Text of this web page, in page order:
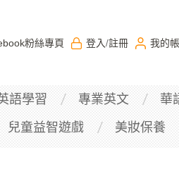
粉絲專頁 登入 /註冊 我的
語學習 專業英文 華
兒童益智遊戲 美妝保養